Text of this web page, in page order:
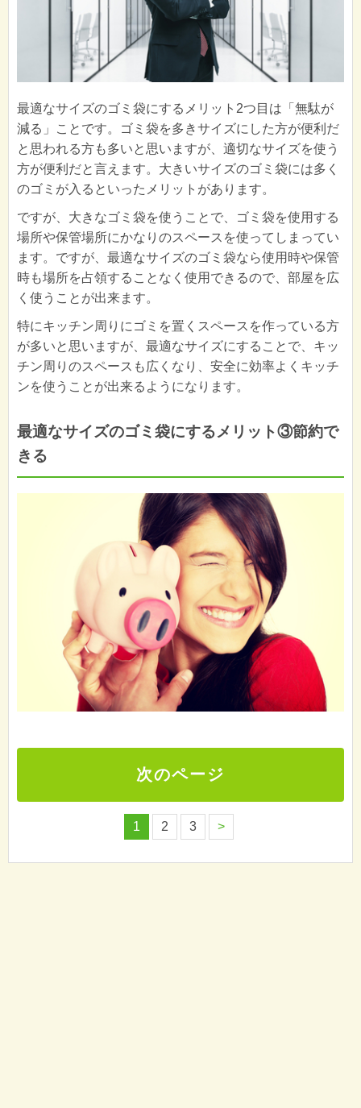
最適なサイズのゴミ袋にするメリット2つ目は「無駄が
減る」ことです。ゴミ袋を多きサイズにした方が便利だ
と思われる方も多いと思いますが、適切なサイズを使う
方が便利だと言えます。大きいサイズのゴミ袋には多く
のゴミが入るといったメリットがあります。
ですが、大きなゴミ袋を使うことで、ゴミ袋を使用する
場所や保管場所にかなりのスペースを使ってしまってい
ます。ですが、最適なサイズのゴミ袋なら使用時や保管
時も場所を占領することなく使用できるので、部屋を広
く使うことが出来ます。
特にキッチン周りにゴミを置くスペースを作っている方
が多いと思いますが、最適なサイズにすることで、キッ
チン周りのスペースも広くなり、安全に効率よくキッチ
ンを使うことが出来るようになります。
最適なサイズのゴミ袋にするメリット③節約で
きる
次のページ
1 2 3 >